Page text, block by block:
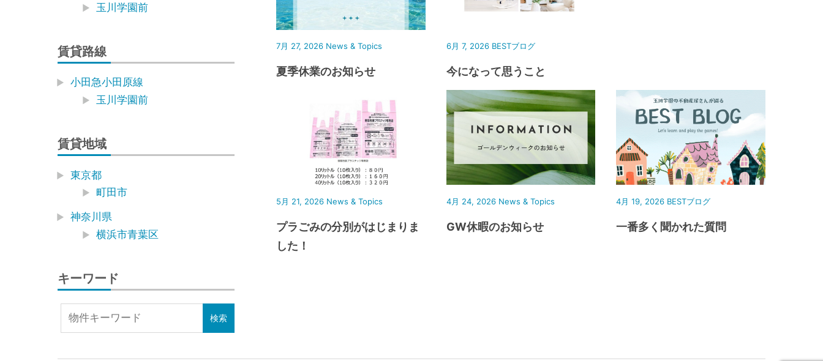
7月 27, 2026 News & Topics
夏季休業のお知らせ
6月 7, 2026 BESTブログ
今になって思うこと
5月 21, 2026 News & Topics
プラごみの分別がはじまりま
した！
4月 24, 2026 News & Topics
GW休暇のお知らせ
4月 19, 2026 BESTブログ
一番多く聞かれた質問
玉川学園前
賃貸路線
小田急小田原線
玉川学園前
賃貸地域
東京都
町田市
神奈川県
横浜市青葉区
キーワード